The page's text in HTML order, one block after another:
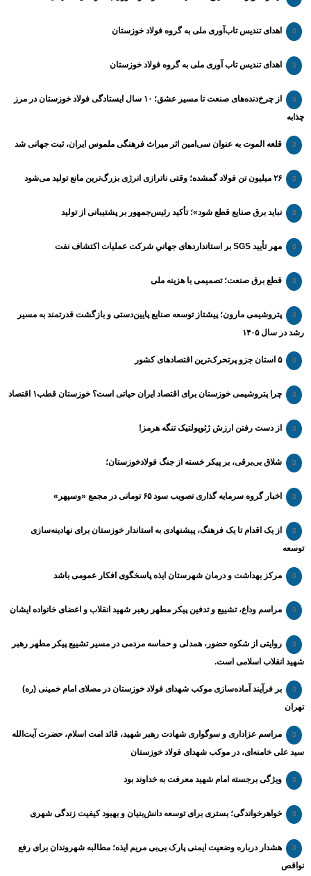
اهدای تندیس تاب‌آوری ملی به گروه فولاد خوزستان
اهدای تندیس تاب آوری ملی به گروه فولاد خوزستان
از چرخ‌دنده‌های صنعت تا مسیر عشق؛ ۱۰ سال ایستادگی فولاد خوزستان در مرز
چذابه
قلعه الموت به عنوان سی‌امین اثر میراث‌ فرهنگی ملموس ایران، ثبت جهانی شد
۲۶ میلیون تن فولاد گمشده؛ وقتی ناترازی انرژی بزرگ‌ترین مانع تولید می‌شود
نباید برق صنایع قطع شود»؛ تأکید رئیس‌جمهور بر پشتیبانی از تولید
مهر تأیید SGS بر استانداردهای جهانیِ شرکت عملیات اکتشاف نفت
قطع برق صنعت؛ تصمیمی با هزینه ملی
پتروشیمی مارون؛ پیشتاز توسعه صنایع پایین‌دستی و بازگشت قدرتمند به مسیر
رشد در سال ۱۴۰۵
۵ استان جزو پرتحرک‌ترین اقتصاد‌های کشور
چرا پتروشیمی خوزستان برای اقتصاد ایران حیاتی است؟ خوزستان قطب۱ اقتصاد
از دست رفتن ارزش ژئوپولتیک تنگه هرمز!
شلاق‌ بی‌برقی، بر پیکر خسته‌ از جنگ فولادخوزستان؛
اخبار گروه سرمایه گذاری تصویب سود ۶۵ تومانی در مجمع «وسپهر»
از یک اقدام تا یک فرهنگ، پیشنهادی به استاندار خوزستان برای نهادینه‌سازی
توسعه
مرکز بهداشت و درمان شهرستان ایذه پاسخگوی افکار عمومی باشد
مراسم وداع، تشییع و تدفین پیکر مطهر رهبر شهید انقلاب و اعضای خانواده ایشان
روایتی از شکوه حضور، همدلی و حماسه مردمی در مسیر تشییع پیکر مطهر رهبر
شهید انقلاب اسلامی است.
بر فرآیند آماده‌سازی موکب شهدای فولاد خوزستان در مصلای امام خمینی (ره)
تهران
مراسم عزاداری و سوگواری شهادت رهبر شهید، قائد امت اسلام، حضرت آیت‌الله
سید علی خامنه‌ای، در موکب شهدای فولاد خوزستان
ویژگی برجسته امام شهید معرفت به خداوند بود
خواهرخواندگی؛ بستری برای توسعه دانش‌بنیان و بهبود کیفیت زندگی شهری
هشدار درباره وضعیت ایمنی پارک بی‌بی مریم ایذه؛ مطالبه شهروندان برای رفع
نواقص